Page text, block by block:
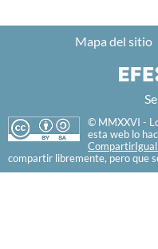
Mapa del sitio
© MMXXVI -
esta web lo
compartir libremente, pero que